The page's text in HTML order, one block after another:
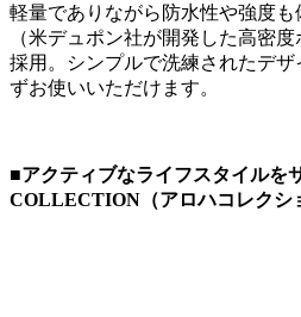
軽量でありながら防水性や強度
（米デュポン社が開発した高密
採用。シンプルで洗練されたデ
ずお使いいただけます。
■アクティブなライフスタイルを
COLLECTION（アロハコレクシ